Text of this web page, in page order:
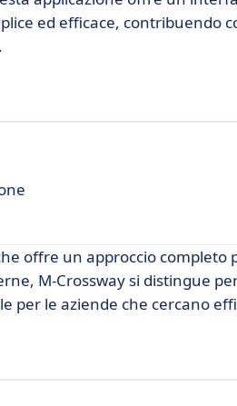
ed efficace, contribuendo
offre un approccio completo
M-Crossway si distingue
le aziende che cercano